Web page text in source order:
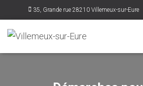
35, Grande rue 28210 Villemeux-sur-Eure